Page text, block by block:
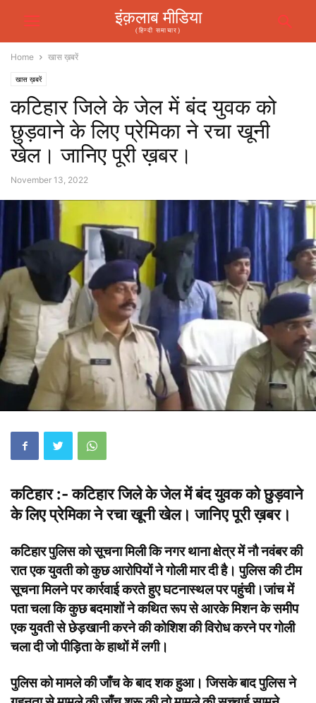
इंक़लाब मीडिया
(हिन्दी समाचार)
Home खास ख़बरें
खास ख़बरें
कटिहार जिले के जेल में बंद युवक को
छुड़वाने के लिए प्रेमिका ने रचा खूनी
खेल। जानिए पूरी ख़बर।
November 13, 2022
कटिहार :- कटिहार जिले के जेल में बंद युवक को छुड़वाने
के लिए प्रेमिका ने रचा खूनी खेल। जानिए पूरी ख़बर।
कटिहार पुलिस को सूचना मिली कि नगर थाना क्षेत्र में नौ नवंबर की
रात एक युवती को कुछ आरोपियों ने गोली मार दी है। पुलिस की टीम
सूचना मिलने पर कार्रवाई करते हुए घटनास्थल पर पहुंची।जांच में
पता चला कि कुछ बदमाशों ने कथित रूप से आरके मिशन के समीप
एक युवती से छेड़खानी करने की कोशिश की विरोध करने पर गोली
चला दी जो पीड़िता के हाथों में लगी।
पुलिस को मामले की जाँच के बाद शक हुआ। जिसके बाद पुलिस ने